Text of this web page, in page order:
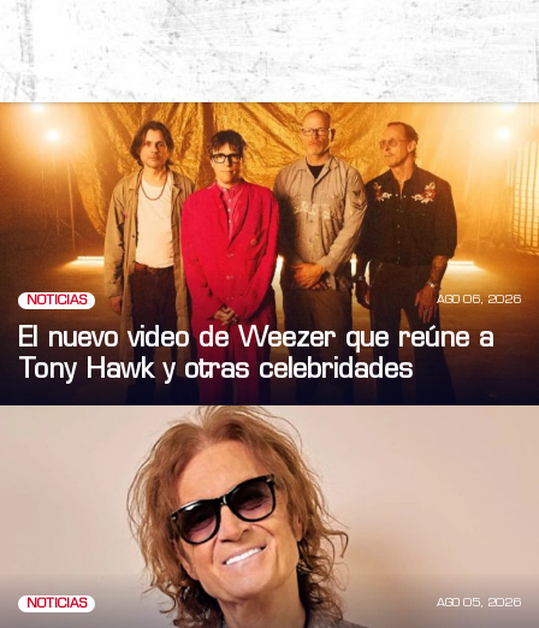
NOTICIAS AGO 06, 2026
El nuevo video de Weezer que reúne a
Tony Hawk y otras celebridades
NOTICIAS AGO 05, 2026